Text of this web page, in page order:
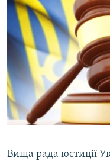
СПЕЦПРОЕКТИ
ДЕПОРТАЦІЯ
ВІДЕОУРОКИ «ELIFBE»
СВІДЧЕННЯ ОКУПАЦІЇ
УКРАЇНСЬКА ПРОБЛЕМА
ІНФОГРАФІКА
ЯК ОБІЙТИ
Русский
Qırımtatar
ДОЛУЧАЙСЯ!
Вища рада юстиції